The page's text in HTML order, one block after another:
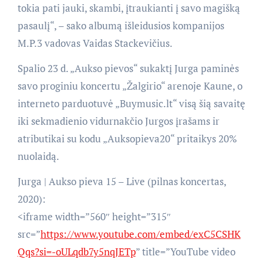
tokia pati jauki, skambi, įtraukianti į savo magišką
pasaulį“, – sako albumą išleidusios kompanijos
M.P.3 vadovas Vaidas Stackevičius.
Spalio 23 d. „Aukso pievos“ sukaktį Jurga paminės
savo proginiu koncertu „Žalgirio“ arenoje Kaune, o
interneto parduotuvė „Buymusic.lt“ visą šią savaitę
iki sekmadienio vidurnakčio Jurgos įrašams ir
atributikai su kodu „Auksopieva20“ pritaikys 20%
nuolaidą.
Jurga | Aukso pieva 15 – Live (pilnas koncertas,
2020):
<iframe width=”560″ height=”315″
src=”https://www.youtube.com/embed/exC5CSHK
Qqs?si=-oULqdb7y5nqJETp” title=”YouTube video